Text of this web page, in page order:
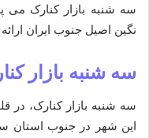
سه شنبه بازار کنارک می
نگین اصیل جنوب ایران
سه شنبه بازار
سه شنبه بازار کنارک،
این شهر در جنوب استان